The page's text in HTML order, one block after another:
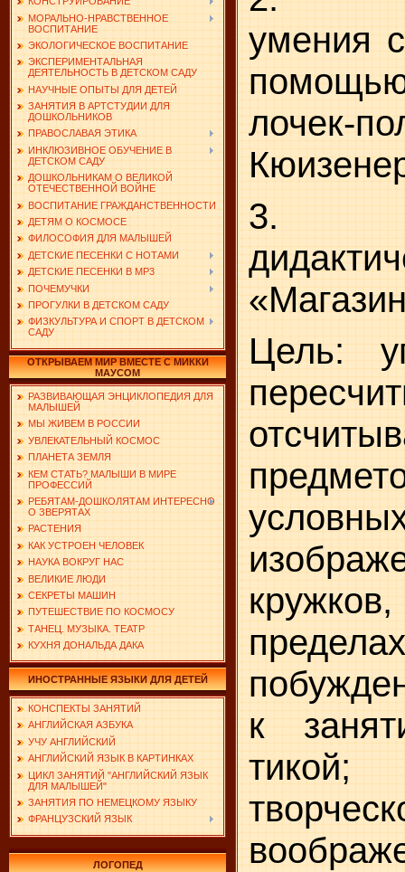
МОРАЛЬНО-НРАВСТВЕННОЕ
ВОСПИТАНИЕ
ЭКОЛОГИЧЕСКОЕ ВОСПИТАНИЕ
ЭКСПЕРИМЕНТАЛЬНАЯ
ДЕЯТЕЛЬНОСТЬ В ДЕТСКОМ САДУ
НАУЧНЫЕ ОПЫТЫ ДЛЯ ДЕТЕЙ
ЗАНЯТИЯ В АРТСТУДИИ ДЛЯ
ДОШКОЛЬНИКОВ
ПРАВОСЛАВАЯ ЭТИКА
ИНКЛЮЗИВНОЕ ОБУЧЕНИЕ В
ДЕТСКОМ САДУ
ДОШКОЛЬНИКАМ О ВЕЛИКОЙ
ОТЕЧЕСТВЕННОЙ ВОЙНЕ
ВОСПИТАНИЕ ГРАЖДАНСТВЕННОСТИ
ДЕТЯМ О КОСМОСЕ
ФИЛОСОФИЯ ДЛЯ МАЛЫШЕЙ
ДЕТСКИЕ ПЕСЕНКИ С НОТАМИ
ДЕТСКИЕ ПЕСЕНКИ В MP3
ПОЧЕМУЧКИ
ПРОГУЛКИ В ДЕТСКОМ САДУ
ФИЗКУЛЬТУРА И СПОРТ В ДЕТСКОМ
САДУ
ОТКРЫВАЕМ МИР ВМЕСТЕ С МИККИ
МАУСОМ
РАЗВИВАЮЩАЯ ЭНЦИКЛОПЕДИЯ ДЛЯ
МАЛЫШЕЙ
МЫ ЖИВЕМ В РОССИИ
УВЛЕКАТЕЛЬНЫЙ КОСМОС
ПЛАНЕТА ЗЕМЛЯ
КЕМ СТАТЬ? МАЛЫШИ В МИРЕ
ПРОФЕССИЙ
РЕБЯТАМ-ДОШКОЛЯТАМ ИНТЕРЕСНО
О ЗВЕРЯТАХ
РАСТЕНИЯ
КАК УСТРОЕН ЧЕЛОВЕК
НАУКА ВОКРУГ НАС
ВЕЛИКИЕ ЛЮДИ
СЕКРЕТЫ МАШИН
ПУТЕШЕСТВИЕ ПО КОСМОСУ
ТАНЕЦ. МУЗЫКА. ТЕАТР
КУХНЯ ДОНАЛЬДА ДАКА
ИНОСТРАННЫЕ ЯЗЫКИ ДЛЯ ДЕТЕЙ
КОНСПЕКТЫ ЗАНЯТИЙ
АНГЛИЙСКАЯ АЗБУКА
УЧУ АНГЛИЙСКИЙ
АНГЛИЙСКИЙ ЯЗЫК В КАРТИНКАХ
ЦИКЛ ЗАНЯТИЙ "АНГЛИЙСКИЙ ЯЗЫК
ДЛЯ МАЛЫШЕЙ"
ЗАНЯТИЯ ПО НЕМЕЦКОМУ ЯЗЫКУ
ФРАНЦУЗСКИЙ ЯЗЫК
ЛОГОПЕД
умения
лочек-
3.
Цель:
к